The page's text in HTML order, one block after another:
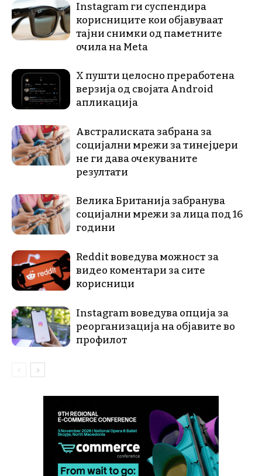
Instagram ги суспендира
корисниците кои објавуваат
тајни снимки од паметните
очила на Meta
X пушти целосно преработена
верзија од својата Android
апликација
Австралиската забрана за
социјални мрежи за тинејџери
не ги дава очекуваните
резултати
Велика Британија забранува
социјални мрежи за лица под 16
години
Reddit воведува можност за
видео коментари за сите
корисници
Instagram воведува опција за
реорганизација на објавите во
профилот